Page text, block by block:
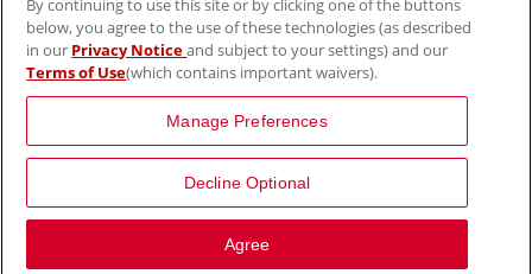
By continuing to use this site or by clicking one of the buttons
below, you agree to the use of these technologies (as described
in our Privacy Noticeand subject to your settings) and our
Terms of Use(which contains important waivers).
Manage Preferences
Decline Optional
Agree